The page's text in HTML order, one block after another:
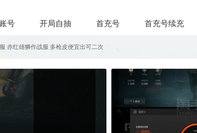
号 开局自抽 首充号 首充号续充
赤红雄狮作战服 多枪皮便宜出可二次